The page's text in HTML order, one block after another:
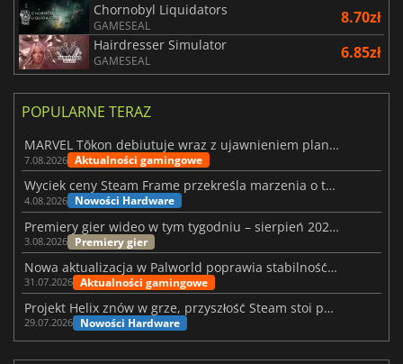
Chornobyl Liquidators
GAMESEAL 8.70zł
Hairdresser Simulator
GAMESEAL 6.85zł
POPULARNE TERAZ
MARVEL Tōkon debiutuje wraz z ujawnieniem planu rozwoju na pierwszy rok
7.08.2026 Aktualności gamingowe
Wyciek ceny Steam Frame przekreśla marzenia o tanim zestawie VR
4.08.2026 Nowości Hardware
Premiery gier wideo w tym tygodniu – sierpień 2026 r. (32. tydzień)
3.08.2026 Premiery gier
Nowa aktualizacja w Palworld poprawia stabilność Sunreach i walk z bossami
31.07.2026 Aktualności gamingowe
Projekt Helix znów w grze, przyszłość Steam stoi pod znakiem zapytania
29.07.2026 Nowości Hardware